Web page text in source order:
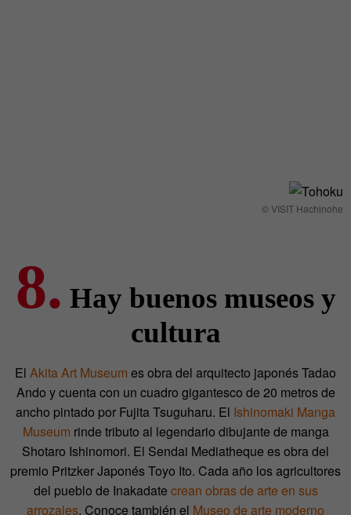
© VISIT Hachinohe
8. Hay buenos museos y
cultura
El Akita Art Museum es obra del arquitecto japonés Tadao
Ando y cuenta con un cuadro gigantesco de 20 metros de
ancho pintado por Fujita Tsuguharu. El Ishinomaki Manga
Museum rinde tributo al legendario dibujante de manga
Shotaro Ishinomori. El Sendai Mediatheque es obra del
premio Pritzker Japonés Toyo Ito. Cada año los agricultores
del pueblo de Inakadate crean obras de arte en sus
arrozales. Conoce también el Museo de arte moderno